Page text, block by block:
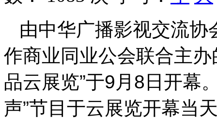
由中华广播影视交流
作商业同业公会联合主
品云展览”于9月8日开幕
声”节目于云展览开幕当